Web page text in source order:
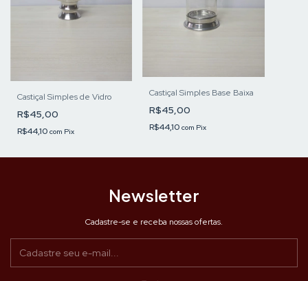
Castiçal Simples de Vidro
R$45,00
R$44,10 com Pix
Castiçal Simples Base Baixa
R$45,00
R$44,10com Pix
Newsletter
Cadastre-se e receba nossas ofertas.